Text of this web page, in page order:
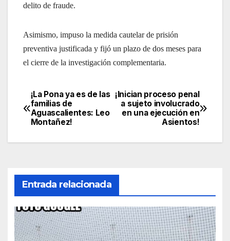
delito de fraude.
Asimismo, impuso la medida cautelar de prisión
preventiva justificada y fijó un plazo de dos meses para
el cierre de la investigación complementaria.
Navegación
de
entradas
¡Inician proceso penal
a sujeto involucrado
en una ejecución en
Asientos!
¡La Pona ya es de las
familias de
Aguascalientes: Leo
Montañez!
Entrada relacionada